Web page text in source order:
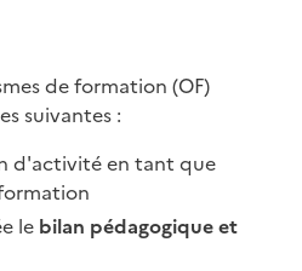
de formation (OF)
suivantes :
d'activité en tant que
le bilan pédagogique et